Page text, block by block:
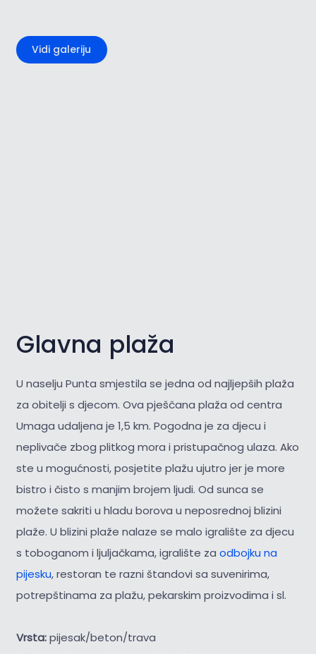
Vidi galeriju
Glavna plaža
U naselju Punta smjestila se jedna od najljepših plaža
za obitelji s djecom. Ova pješčana plaža od centra
Umaga udaljena je 1,5 km. Pogodna je za djecu i
neplivače zbog plitkog mora i pristupačnog ulaza. Ako
ste u mogućnosti, posjetite plažu ujutro jer je more
bistro i čisto s manjim brojem ljudi. Od sunca se
možete sakriti u hladu borova u neposrednoj blizini
plaže. U blizini plaže nalaze se malo igralište za djecu
s toboganom i ljuljačkama, igralište za odbojku na
pijesku, restoran te razni štandovi sa suvenirima,
potrepštinama za plažu, pekarskim proizvodima i sl.
Vrsta:pijesak/beton/trava